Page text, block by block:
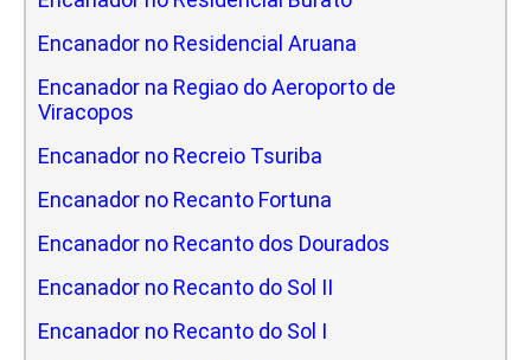
Encanador no Residencial Aruana
Encanador na Regiao do Aeroporto de
Viracopos
Encanador no Recreio Tsuriba
Encanador no Recanto Fortuna
Encanador no Recanto dos Dourados
Encanador no Recanto do Sol II
Encanador no Recanto do Sol I